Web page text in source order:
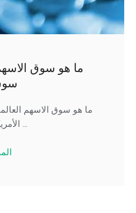
ما هو سوق
ما هو سوق الاسهم
الأمريكي تعتبر الأسهم العالمية …